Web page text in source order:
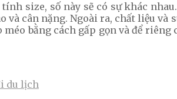
size, số này sẽ có sự khác
cân nặng. Ngoài ra, chất liệu
bằng cách gấp gọn và để
du lịch